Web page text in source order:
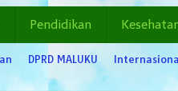
Pendidikan
DPRD MALUKU